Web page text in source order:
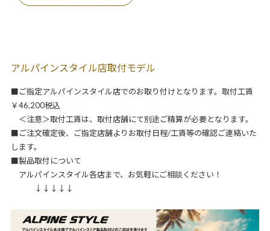
アルパインスタイル店取付モデル
■ご指定アルパインスタイル店でのお取り付けとなります。取付工賃
￥46,200税込
＜注意＞取付工賃は、取付店舗にて別途ご精算が必要となります。
■ご注文確定後、ご指定店舗よりお取付日程/工賃等の確認ご連絡いた
します。
■製品取付について
アルパインスタイル各店まで、お気軽にご相談ください！
↓↓↓↓↓